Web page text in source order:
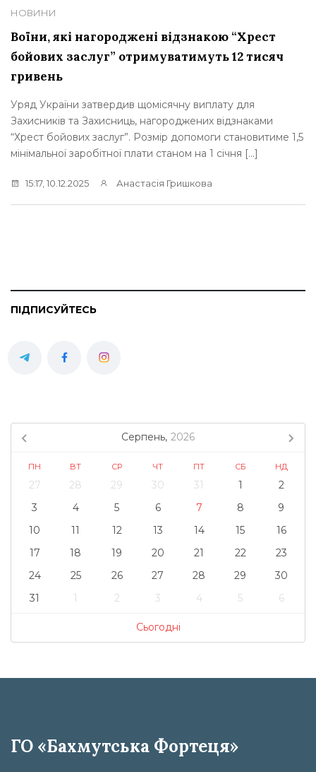
НОВИНИ
Воїни, які нагороджені відзнакою “Хрест
бойових заслуг” отримуватимуть 12 тисяч
гривень
Уряд України затвердив щомісячну виплату для
Захисників та Захисниць, нагороджених відзнаками
“Хрест бойових заслуг”. Розмір допомоги становитиме 1,5
мінімальної заробітної плати станом на 1 січня […]
15:17, 10.12.2025 Анастасія Гришкова
ПІДПИСУЙТЕСЬ
Серпень, 2026
ПН ВТ СР ЧТ ПТ СБ НД
27 28 29 30 31 1
2
3
4 5 6 7 8
9
10
11 12 13 14 15
16
17
18 19 20 21 22
23
24
25 26 27 28 29
30
31
1 2 3 4 5 6
Сьогодні
ГО «Бахмутська Фортеця»